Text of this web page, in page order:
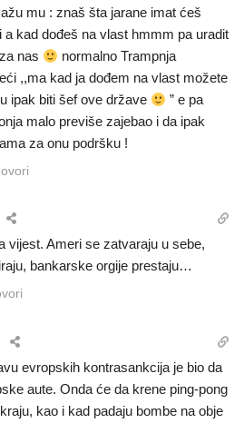
mu : znaš šta jarane imat ćeš
a kad dođeš na vlast hmmm pa uradit
nas
normalno Trampnja
,,ma kad ja dođem na vlast možete
ipak biti šef ove države
” e pa
malo previše zajebao i da ipak
za onu podršku !
vijest. Ameri se zatvaraju u sebe,
bankarske orgije prestaju…
evropskih kontrasankcija je bio da
aute. Onda će da krene ping-pong
kao i kad padaju bombe na obje